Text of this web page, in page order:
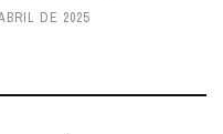
DE 2025